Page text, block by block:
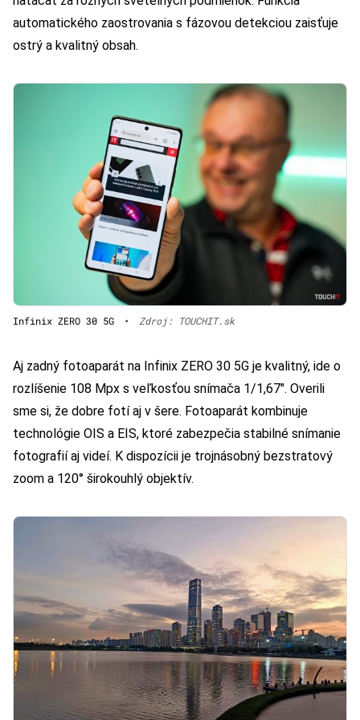
automatického zaostrovania s fázovou detekciou zaisťuje
ostrý a kvalitný obsah.
Infinix ZERO 30 5G • Zdroj: TOUCHIT.sk
Aj zadný fotoaparát na Infinix ZERO 30 5G je kvalitný, ide o
rozlíšenie 108 Mpx s veľkosťou snímača 1/1,67″. Overili
sme si, že dobre fotí aj v šere. Fotoaparát kombinuje
technológie OIS a EIS, ktoré zabezpečia stabilné snímanie
fotografií aj videí. K dispozícii je trojnásobný bezstratový
zoom a 120° širokouhlý objektív.